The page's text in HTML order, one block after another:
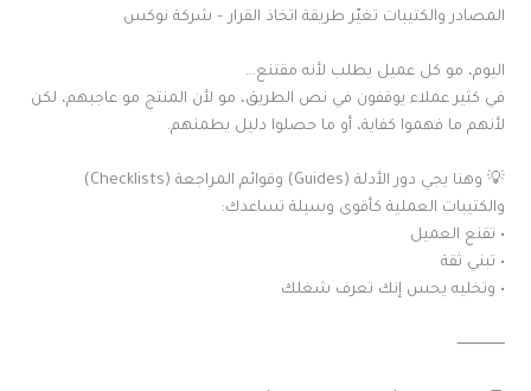
المصادر والكتيبات تغيّر طريقة اتخاذ القرار – شركة نوكس
اليوم، مو كل عميل يطلب لأنه مقتنع…
في كثير عملاء يوقفون في نص الطريق، مو لأن المنتج مو عاجبهم، لكن
لأنهم ما فهموا كفاية، أو ما حصلوا دليل يطمنهم.
💡 وهنا يجي دور الأدلة (Guides) وقوائم المراجعة (Checklists)
والكتيبات العملية كأقوى وسيلة تساعدك:
• تقنع العميل
• تبني ثقة
• وتخليه يحس إنك تعرف شغلك
⸻